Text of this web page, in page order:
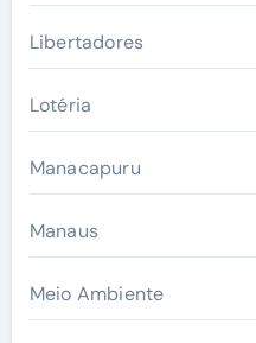
Libertadores
Lotéria
Manacapuru
Manaus
Meio Ambiente